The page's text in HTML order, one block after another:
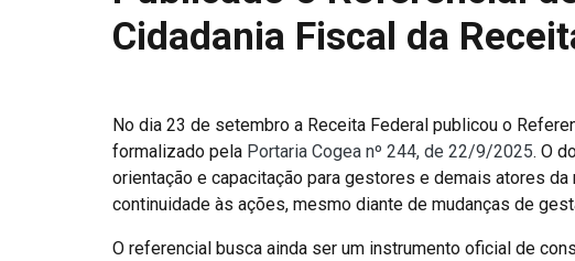
Cidadania Fiscal da
No dia 23 de setembro a Receita Federal publicou o
formalizado pela Portaria Cogea nº 244, de 22/9/2025. O
orientação e capacitação para gestores e demais atores
continuidade às ações, mesmo diante de mudanças de
O referencial busca ainda ser um instrumento oficial de